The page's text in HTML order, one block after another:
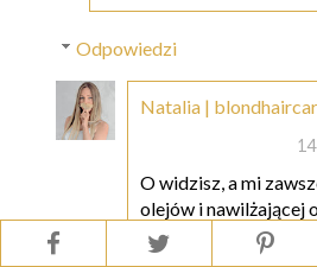
Odpowiedzi
Natalia |
O widzisz, a mi
olejów i nawilżającej
wysusza skórę (ew.
nawilża) :)